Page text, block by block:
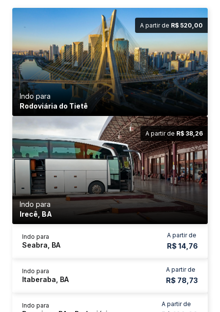
A partir de R$ 520,00
Indo para
Rodoviária do Tietê
A partir de R$ 38,26
Indo para
Irecê, BA
A partir de
R$ 14,76
Indo para
Seabra, BA
A partir de
R$ 78,73
Indo para
Itaberaba, BA
A partir de
Indo para